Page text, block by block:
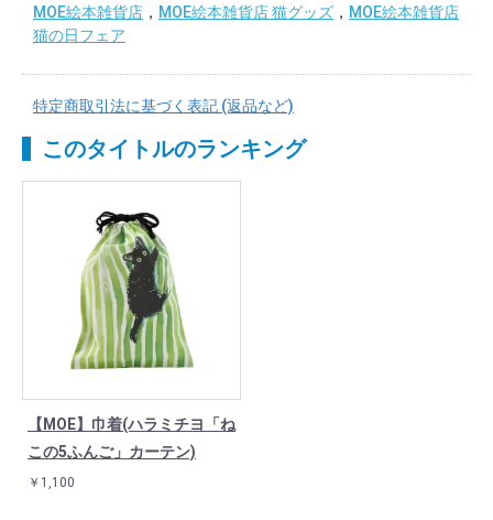
MOE絵本雑貨店 ， MOE絵本雑貨店 猫グッズ ， MOE絵本雑貨店
猫の日フェア
特定商取引法に基づく表記 (返品など)
このタイトルのランキング
【MOE】巾着(ハラミチヨ「ね
この5ふんご」カーテン)
￥1,100